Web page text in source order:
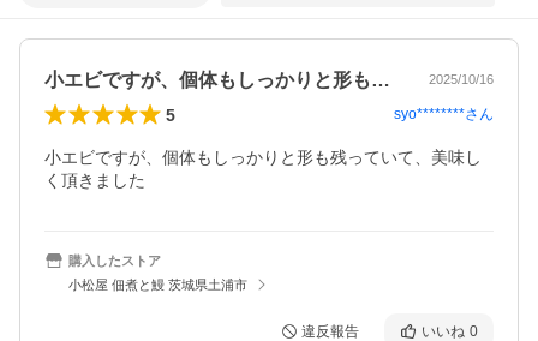
小エビですが、個体もしっかりと形も残っ… 2025/10/16
5 syo********さん
小エビですが、個体もしっかりと形も残っていて、美味し
く頂きました
購入したストア
小松屋 佃煮と鰻 茨城県土浦市
違反報告 いいね 0